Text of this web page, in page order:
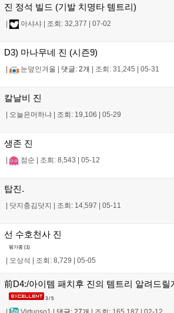
진 정석 빌드 (기발 치명타 템트리)
아샤샤 조회: 32,377 07-02
D3) 마나무네 진 (시즌9)
눈덮인겨울 댓글: 2개 조회: 31,245 05-31
칼날비 진
오늘은머하냐 조회: 19,106 05-29
생존 진
점순 조회: 8,543 05-12
탑진.
닷지충김닷지 조회: 14,597 05-11
선 수호천사 진
평가중 (1)
| 오상석 | 조회: 8,729 | 05-05
前D4:/아이템 패치후 진의 템트리 알려드릴
3 / 5